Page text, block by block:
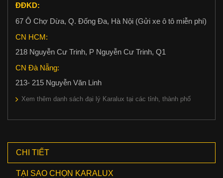
ĐĐKD:
67 Ô Chợ Dừa, Q. Đống Đa, Hà Nội (Gửi xe ô tô miễn phí)
CN HCM:
218 Nguyễn Cư Trinh, P Nguyễn Cư Trinh, Q1
CN Đà Nẵng:
213- 215 Nguyễn Văn Linh
Xem thêm danh sách đại lý Karalux tại các tỉnh, thành phố
CHI TIẾT
TẠI SAO CHỌN KARALUX